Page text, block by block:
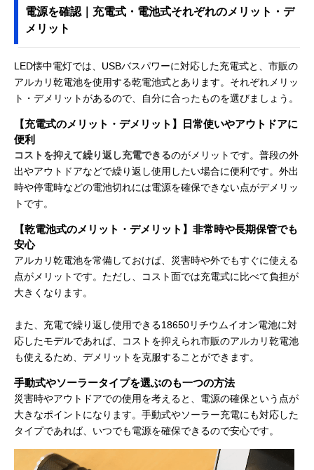
電源を確認｜充電式・電池式それぞれのメリット・デ
メリット
LED懐中電灯では、USBバスパワーに対応した充電式と、市販の
アルカリ乾電池を使用する乾電池式とあります。それぞれメリッ
ト・デメリットがあるので、自分に合ったものを選びましょう。
【充電式のメリット・デメリット】日常使いやアウトドアに
便利
コストを抑えて繰り返し充電できるのがメリットです。普段の外
出やアウトドアなどで繰り返し使用したい場合に便利です。外出
時や停電時などの電池切れには電源を確保できない点がデメリッ
トです。
【乾電池式のメリット・デメリット】非常時や長期保管でも
安心
アルカリ乾電池を常備しておけば、災害時や外でもすぐに使える
点がメリットです。ただし、コスト面では充電式に比べて負担が
大きくなります。
また、充電で繰り返し使用できる18650リチウムイオン電池に対
応したモデルであれば、コストを抑えられ市販のアルカリ乾電池
も使えるため、デメリットを克服することができます。
手動式やソーラータイプを選ぶのも一つの方法
災害時やアウトドアでの使用を考えると、電源の確保という点が
大きなポイントになります。手動式やソーラー充電にも対応した
タイプであれば、いつでも電源を確保できるので安心です。